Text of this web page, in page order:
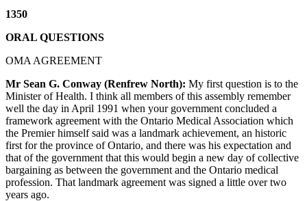
1350
ORAL QUESTIONS
OMA AGREEMENT
Mr Sean G. Conway (Renfrew North): My first question is to the
Minister of Health. I think all members of this assembly remember
well the day in April 1991 when your government concluded a
framework agreement with the Ontario Medical Association which
the Premier himself said was a landmark achievement, an historic
first for the province of Ontario, and there was his expectation and
that of the government that this would begin a new day of collective
bargaining as between the government and the Ontario medical
profession. That landmark agreement was signed a little over two
years ago.